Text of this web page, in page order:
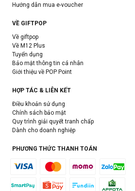
Hướng dẫn mua e-voucher
VỀ GIFTPOP
Về giftpop
Về M12 Plus
Tuyển dụng
Bảo mật thông tin cá nhân
Giới thiệu về POP Point
HỢP TÁC & LIÊN KẾT
Điều khoản sử dụng
Chính sách bảo mật
Quy trình giải quyết tranh chấp
Dành cho doanh nghiệp
PHƯƠNG THỨC THANH TOÁN